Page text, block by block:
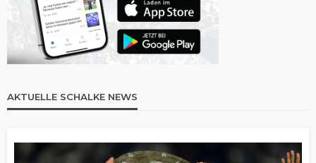
AKTUELLE SCHALKE NEWS